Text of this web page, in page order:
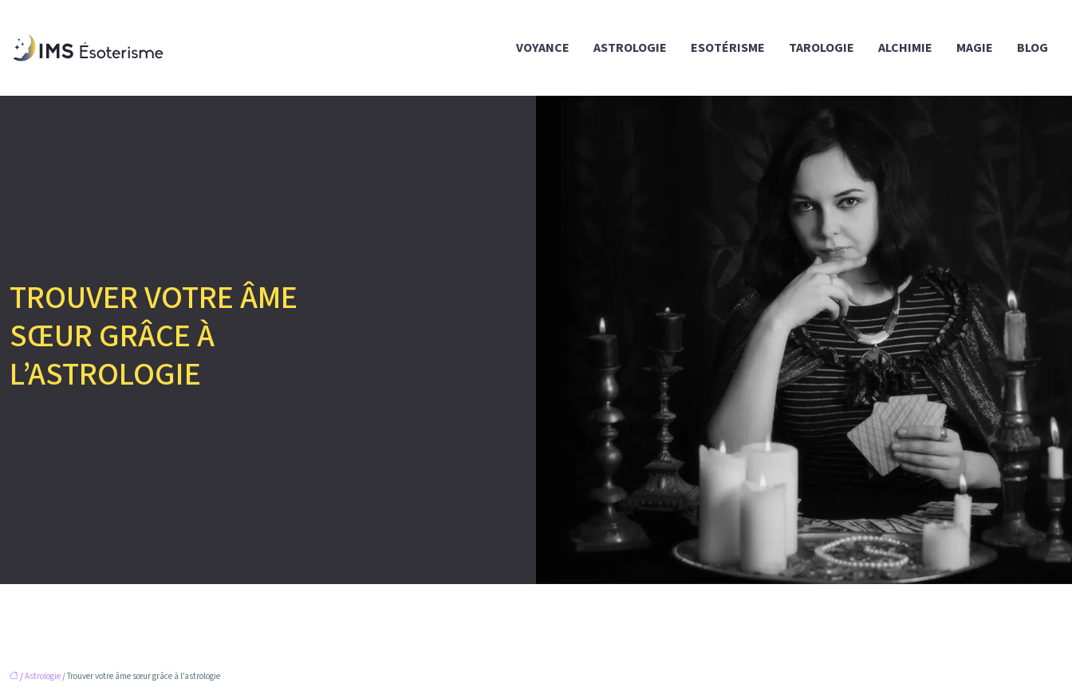
VOYANCE ASTROLOGIE ESOTÉRISME TAROLOGIE ALCHIMIE MAGIE BLOG
TROUVER VOTRE ÂME
SŒUR GRÂCE À
L’ASTROLOGIE
/Astrologie/ Trouver votre âme sœur grâce à l’astrologie